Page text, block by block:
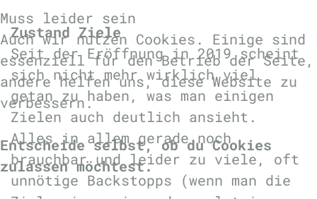
Zustand Ziele
Seit der Eröffnung in 2019 scheint
sich nicht mehr wirklich viel
getan zu haben, was man einigen
Zielen auch deutlich ansieht.
Alles in allem gerade noch
brauchbar und leider zu viele, oft
unnötige Backstopps (wenn man die
Muss leider sein
Auch wir nutzen Cookies. Einige sind
essenziell für den Betrieb der Seite,
andere helfen uns, diese Website zu
verbessern.
Entscheide selbst, ob du Cookies
zulassen möchtest.